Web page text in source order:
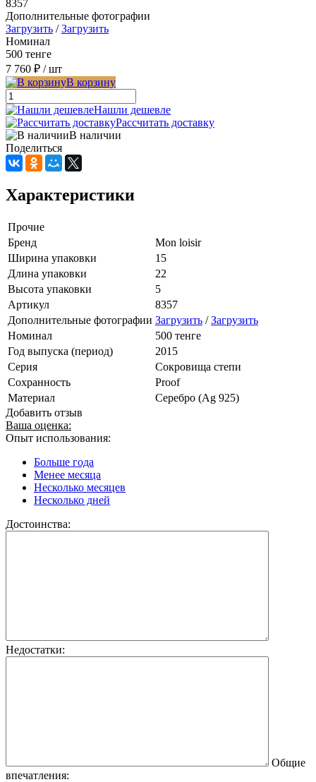
8357
Дополнительные фотографии
Загрузить /Загрузить
Номинал
500 тенге
7 760 ₽ / шт
В корзину
Нашли дешевле
Рассчитать доставку
В наличии
Поделиться
Характеристики
Прочие
Бренд
Mon loisir
Ширина упаковки
15
Длина упаковки
22
Высота упаковки
5
Артикул
8357
Дополнительные фотографии Загрузить /Загрузить
Номинал
500 тенге
Год выпуска (период)
2015
Серия
Сокровища степи
Сохранность
Proof
Материал
Серебро (Ag 925)
Добавить отзыв
Ваша оценка:
Опыт использования:
Больше года
Менее месяца
Несколько месяцев
Несколько дней
Достоинства:
Недостатки:
Общие
впечатления: